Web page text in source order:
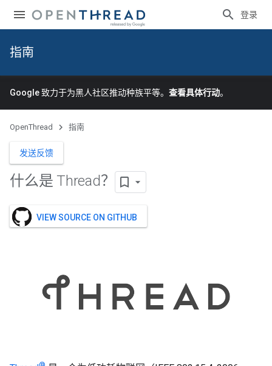
登录
指南
Google 致力于为黑人社区推动种族平等。 查看具体行动。
OpenThread 指南
发送反馈
什么是 Thread？
VIEW SOURCE ON GITHUB